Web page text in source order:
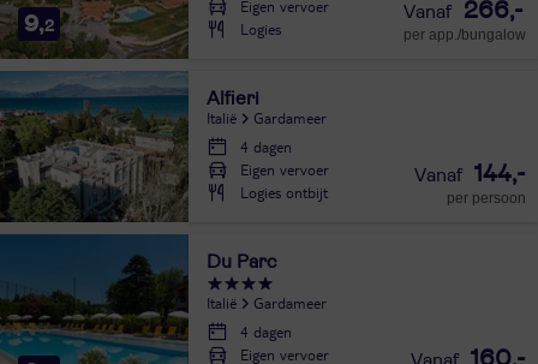
9,2
Eigen vervoer
Logies
266,-
per app./bungalow
Alfieri
Italië
Gardameer
4 dagen
Eigen vervoer
Logies ontbijt
144,-
per persoon
Du Parc
Italië
Gardameer
4 dagen
Eigen vervoer